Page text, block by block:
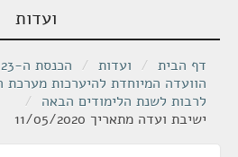
ועדות
דף הבית / ועדות / הכנסת ה-23
הוועדה המיוחדת להיערכות מערכת
לרבות לשנת הלימודים הבאה /
ישיבת ועדה מתאריך 11/05/2020